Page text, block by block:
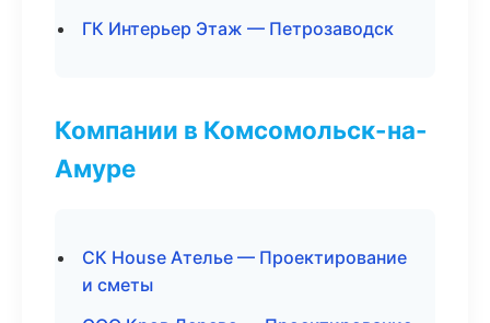
ГК Интерьер Этаж — Петрозаводск
Компании в Комсомольск-на-
Амуре
СК House Ателье — Проектирование
и сметы